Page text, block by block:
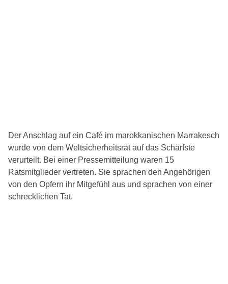
Der Anschlag auf ein Café im marokkanischen Marrakesch
wurde von dem Weltsicherheitsrat auf das Schärfste
verurteilt. Bei einer Pressemitteilung waren 15
Ratsmitglieder vertreten. Sie sprachen den Angehörigen
von den Opfern ihr Mitgefühl aus und sprachen von einer
schrecklichen Tat.